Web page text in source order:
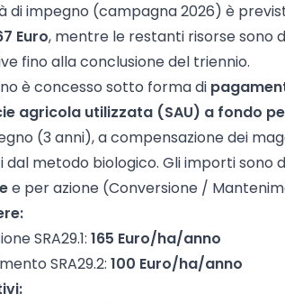
di impegno (campagna 2026) è
Euro, mentre le restanti risorse sono
fino alla conclusione del triennio.
è concesso sotto forma di
agricola utilizzata (SAU) a fondo
(3 anni), a compensazione dei
dal metodo biologico. Gli importi sono
e per azione (Conversione /
SRA29.1: 165 Euro/ha/anno
SRA29.2: 100 Euro/ha/anno